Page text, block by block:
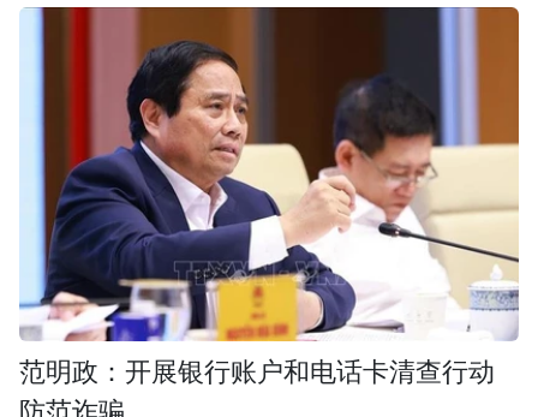
范明政：开展银行账户和电话卡清查行动
防范诈骗